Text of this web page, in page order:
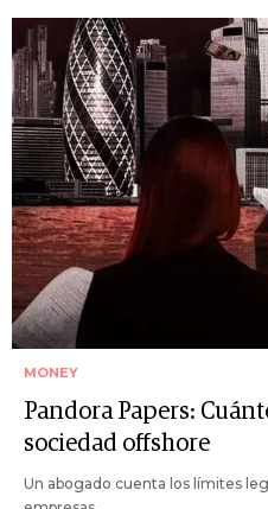
MONEY
Pandora Papers:
sociedad offshore
Un abogado cuenta los límites